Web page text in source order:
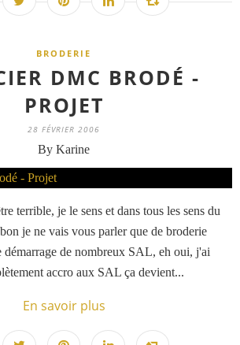
BRODERIE
DMC BRODÉ -
PROJET
28 FÉVRIER 2006
By Karine
terrible, je le sens et dans tous les sens du
je ne vais vous parler que de broderie
démarrage de nombreux SAL, eh oui, j'ai
accro aux SAL ça devient...
En savoir plus